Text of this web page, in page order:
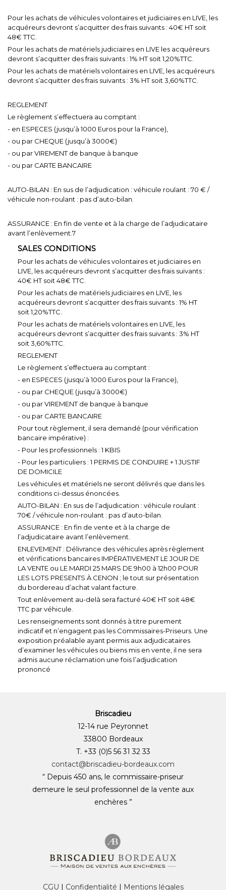
Pour les achats de véhicules volontaires et judiciaires en LIVE, les
acquéreurs devront s’acquitter des frais suivants : 40€ HT soit
48€ TTC.
Pour les achats de matériels judiciaires en LIVE les acquéreurs
devront s’acquitter des frais suivants : 1% HT soit 1,20%TTC.
Pour les achats de matériels volontaires en LIVE, les acquéreurs
devront s’acquitter des frais suivants : 3% HT soit 3,60%TTC.
REGLEMENT
Le règlement s’effectuera au comptant :
- en ESPECES (jusqu’à 1000 Euros pour la France),
- ou par CHEQUE (jusqu’à 3000€)
- ou par VIREMENT de banque à banque
- ou par CARTE BANCAIRE
AUTO-BILAN : En sus de l’adjudication : véhicule roulant : 70 € /
véhicule non-roulant : pas d’auto-bilan.
ASSURANCE : En fin de vente et à la charge de l’adjudicataire
avant l’enlèvement.7
SALES CONDITIONS
Pour les achats de véhicules volontaires et judiciaires en
LIVE, les acquéreurs devront s’acquitter des frais suivants :
40€ HT soit 48€ TTC.
Pour les achats de matériels judiciaires en LIVE, les
acquéreurs devront s’acquitter des frais suivants : 1% HT
soit 1,20%TTC.
Pour les achats de matériels volontaires en LIVE, les
acquéreurs devront s’acquitter des frais suivants : 3% HT
soit 3,60%TTC.
REGLEMENT
Le règlement s’effectuera au comptant :
- en ESPECES (jusqu’à 1000 Euros pour la France),
- ou par CHEQUE (jusqu’à 3000€)
- ou par VIREMENT de banque à banque
- ou par CARTE BANCAIRE
Pour tout règlement, il sera demandé (pour vérification
bancaire impérative) :
- Pour les professionnels : 1 KBIS
- Pour les particuliers : 1 PERMIS DE CONDUIRE + 1 JUSTIF
DE DOMICILE
Les véhicules et matériels ne seront délivrés que dans les
conditions ci-dessus énoncées.
AUTO-BILAN : En sus de l’adjudication : véhicule roulant :
70€ / véhicule non-roulant : pas d’auto-bilan.
ASSURANCE : En fin de vente et à la charge de
l’adjudicataire avant l’enlèvement.
ENLEVEMENT : Délivrance des véhicules après règlement
et vérifications bancaires IMPÉRATIVEMENT LE JOUR DE
LA VENTE ou LE MARDI 25 MARS DE 9h00 à 12h00 POUR
LES LOTS PRESENTS À CENON ; le tout sur présentation
du bordereau d’achat valant facture.
Tout enlèvement au-delà sera facturé 40€ HT soit 48€
TTC par véhicule.
Les renseignements sont donnés à titre purement
indicatif et n’engagent pas les Commissaires-Priseurs. Une
exposition préalable ayant permis aux adjudicataires
d’examiner les véhicules ou biens mis en vente, il ne sera
admis aucune réclamation une fois l’adjudication
prononcé
Briscadieu
12-14 rue Peyronnet
33800 Bordeaux
T. +33 (0)5 56 31 32 33
contact@briscadieu-bordeaux.com
“ Depuis 450 ans, le commissaire-priseur
demeure le seul professionnel de la vente aux
enchères ”
CGU | Confidentialité | Mentions légales